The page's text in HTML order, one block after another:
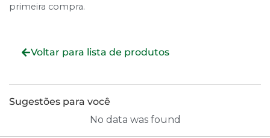
primeira compra.
Voltar para lista de produtos
Sugestões para você
No data was found